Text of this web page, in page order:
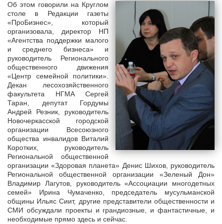
Об этом говорили на Круглом
столе в Редакции газеты
«ПроБизнес», который
организовала, директор НП
«Агентства поддержки малого
и среднего бизнеса» и
руководитель Регионального
общественного движения
«Центр семейной политики».
Декан лесохозяйственного
факультета НГМА Сергей
Таран, депутат Гордумы
Андрей Резник, руководитель
Новочеркасской городской
организации Всесоюзного
общества инвалидов Виталий
Коротких, руководитель
Региональной общественной
организации «Здоровая планета» Денис Шихов, руководитель
Региональной общественной организации «Зеленый Дон»
Владимир Лагутов, руководитель «Ассоциации многодетных
семей» Ирина Чумаченко, председатель мусульманской
общины Ильяс Сиит, другие представители общественности и
СМИ обсуждали проекты и грандиозные, и фантастичные, и
необходимые прямо здесь и сейчас.